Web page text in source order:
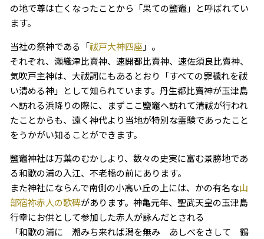
の地で尊は亡くなったことから「果ての鹽竈」と呼ばれてい
ます。
当社の祭神である「祓戸大神四座 」。
それぞれ、瀬織津比賣神、速開都比賣神、速佐須良比賣神、
気吹戸主神は、大祓詞にもあるとおり「すべての罪穢れを祓
い清める神」として知られています。丹生都比賣神が玉津島
へ訪れる浜降りの際に、まずここ鹽竈へ訪れて清祓が行われ
たことからも、遠く神代より当地が特別な霊験であったこと
をうかがい知ることができます。
鹽竈神社は万葉のむかしより、数々の史実に富む景勝地であ
る和歌の浦の入江、不老橋の前にあります。
また神社にならんで南側の小高い丘の上には、かの有名な山
部宿祢赤人の歌碑があります。神亀元年、聖武天皇の玉津島
行幸にお供として参加した赤人が詠んだとされる
「和歌の浦に 潮みち来れば潟を無み あしべをさして 鶴